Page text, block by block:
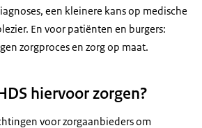
een kleinere kans op medische
En voor patiënten en burgers:
zorgproces en zorg op maat.
hiervoor zorgen?
voor zorgaanbieders om